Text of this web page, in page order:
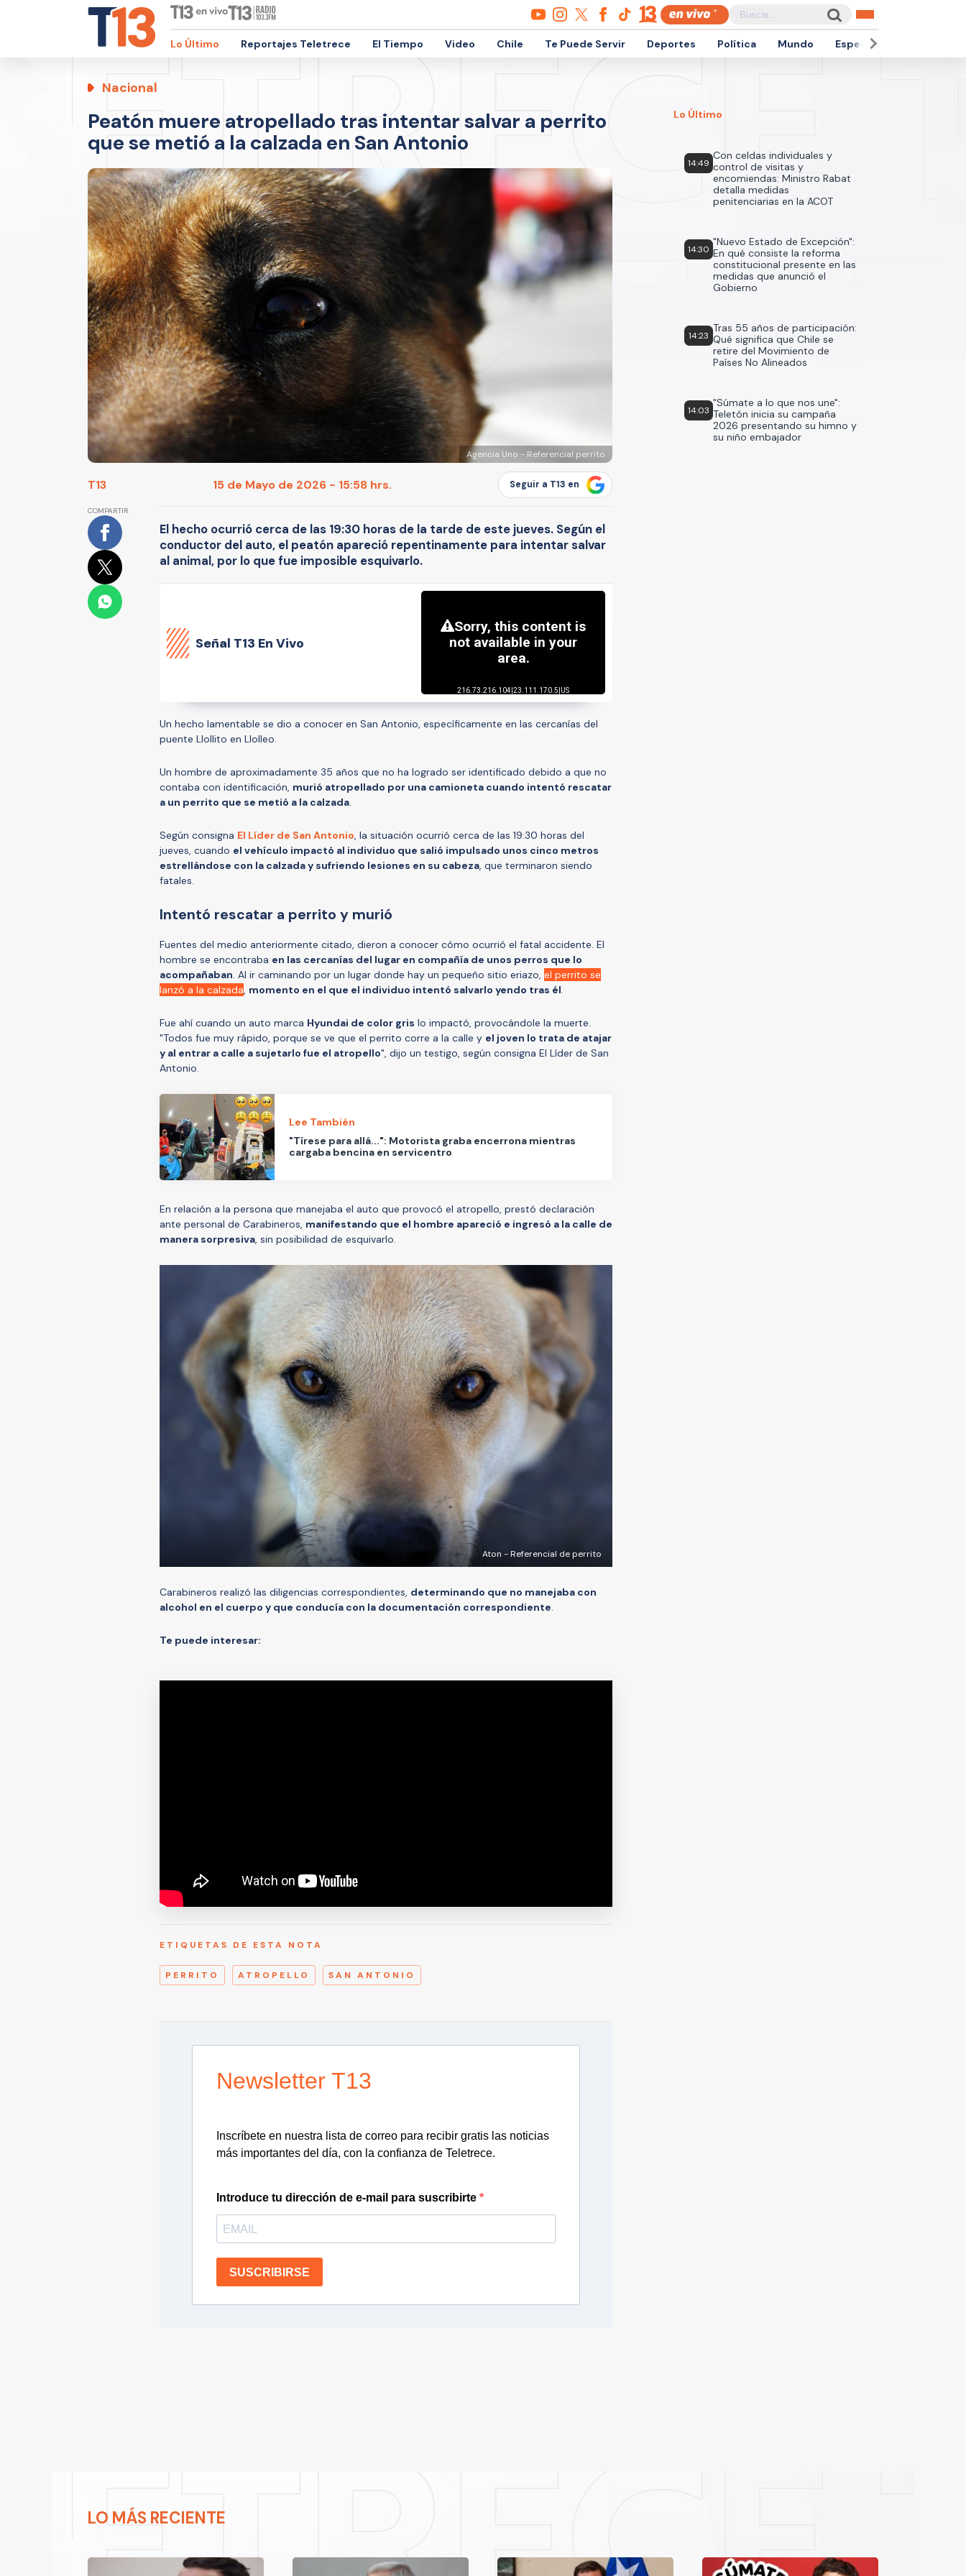
Lo Último Reportajes Teletrece El Tiempo Video Chile Te Puede Servir Deportes Política Mundo Espectáculos
Nacional
Peatón muere atropellado tras intentar salvar a perrito
que se metió a la calzada en San Antonio
Agencia Uno - Referencial perrito
T13 15 de Mayo de 2026 - 15:58 hrs. Seguir a T13 en
COMPARTIR
El hecho ocurrió cerca de las 19:30 horas de la tarde de este jueves. Según el
conductor del auto, el peatón apareció repentinamente para intentar salvar
al animal, por lo que fue imposible esquivarlo.
Señal T13 En Vivo
Un hecho lamentable se dio a conocer en San Antonio, específicamente en las cercanías del
puente Llollito en Llolleo.
Un hombre de aproximadamente 35 años que no ha logrado ser identificado debido a que no
contaba con identificación, murió atropellado por una camioneta cuando intentó rescatar
a un perrito que se metió a la calzada.
Según consigna El Líder de San Antonio, la situación ocurrió cerca de las 19:30 horas del
jueves, cuando el vehículo impactó al individuo que salió impulsado unos cinco metros
estrellándose con la calzada y sufriendo lesiones en su cabeza, que terminaron siendo
fatales.
Intentó rescatar a perrito y murió
Fuentes del medio anteriormente citado, dieron a conocer cómo ocurrió el fatal accidente. El
hombre se encontraba en las cercanías del lugar en compañía de unos perros que lo
acompañaban. Al ir caminando por un lugar donde hay un pequeño sitio eriazo, el perrito se
lanzó a la calzada, momento en el que el individuo intentó salvarlo yendo tras él.
Fue ahí cuando un auto marca Hyundai de color gris lo impactó, provocándole la muerte.
"Todos fue muy rápido, porque se ve que el perrito corre a la calle y el joven lo trata de atajar
y al entrar a calle a sujetarlo fue el atropello", dijo un testigo, según consigna El Líder de San
Antonio.
Lee También
"Tírese para allá...": Motorista graba encerrona mientras
cargaba bencina en servicentro
En relación a la persona que manejaba el auto que provocó el atropello, prestó declaración
ante personal de Carabineros, manifestando que el hombre apareció e ingresó a la calle de
manera sorpresiva, sin posibilidad de esquivarlo.
Aton - Referencial de perrito
Carabineros realizó las diligencias correspondientes, determinando que no manejaba con
alcohol en el cuerpo y que conducía con la documentación correspondiente.
Te puede interesar:
ETIQUETAS DE ESTA NOTA
PERRITO ATROPELLO SAN ANTONIO
Newsletter T13
Inscríbete en nuestra lista de correo para recibir gratis las noticias
más importantes del día, con la confianza de Teletrece.
Introduce tu dirección de e-mail para suscribirte
SUSCRIBIRSE
Lo Último
14:49
Con celdas individuales y
control de visitas y
encomiendas: Ministro Rabat
detalla medidas
penitenciarias en la ACOT
14:30
"Nuevo Estado de Excepción":
En qué consiste la reforma
constitucional presente en las
medidas que anunció el
Gobierno
14:23
Tras 55 años de participación:
Qué significa que Chile se
retire del Movimiento de
Países No Alineados
14:03
"Súmate a lo que nos une":
Teletón inicia su campaña
2026 presentando su himno y
su niño embajador
LO MÁS RECIENTE